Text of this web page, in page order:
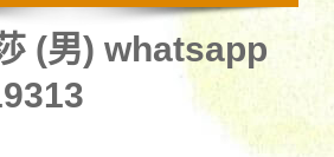
(男) whatsapp